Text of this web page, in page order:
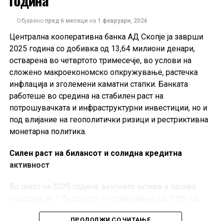
Од НЛБ Фондови нагласуваат дека прашалникот има
исклучиво информативна намена и не претставува
инвестициски совет. Како што посочуваат, одлуките
разгледување на ризиците и карактеристиките на
фондовите.
Објавено пред 6 месеци на 1 февруари, 2026
Централна кооперативна банка АД Скопје ја заврши
2025 година со добивка од 13,64 милиони денари,
остварена во четвртото тримесечје, во услови на
сложено макроекономско опкружување, растечка
инфлација и зголемени каматни стапки. Банката
работеше во средина на стабилен раст на
потрошувачката и инфраструктурни инвестиции, но и
под влијание на геополитички ризици и рестриктивна
монетарна политика.
Силен раст на билансот и солидна кредитна
активност
Во текот на 2025 година, вкупната актива и пасива
деловниот план. Кредитите и побарувањата од